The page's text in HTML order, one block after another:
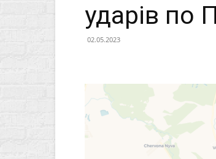
ударів по
02.05.2023